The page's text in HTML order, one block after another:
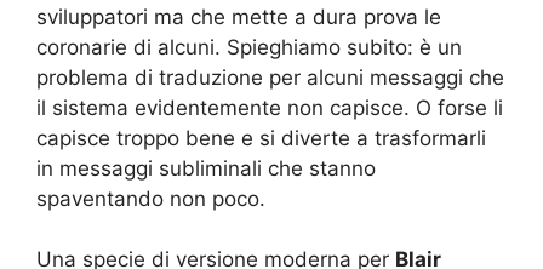
sviluppatori ma che mette a dura prova le
coronarie di alcuni. Spieghiamo subito: è un
problema di traduzione per alcuni messaggi che
il sistema evidentemente non capisce. O forse li
capisce troppo bene e si diverte a trasformarli
in messaggi subliminali che stanno
spaventando non poco.
Una specie di versione moderna per Blair